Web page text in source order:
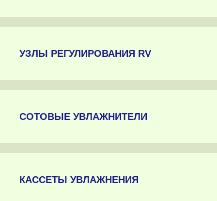
УЗЛЫ РЕГУЛИРОВАНИЯ RV
СОТОВЫЕ УВЛАЖНИТЕЛИ
КАССЕТЫ УВЛАЖНЕНИЯ